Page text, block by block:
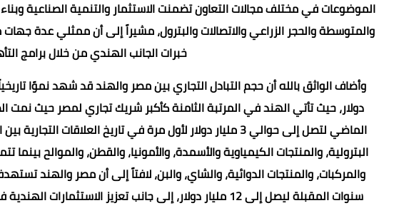
الموضوعات في مختلف مجالات التعاون تضمنت الاستثمار والتنمية الصناعية
والمتوسطة والحجر الزراعي والاتصالات والبترول، مشيراً إلى أن ممثلي عدة
خبرات الجانب الهندي من خلال برامج
دولار، حيث تأتي الهند في المرتبة الثامنة كأكبر شريك تجاري لمصر حيث
الماضي لتصل إلى حوالي 3 مليار دولار لأول مرة في تاريخ
البترولية، والمنتجات الكيمياوية والأسمدة، والأمونيا، والقطن، والموالح بينما
والمركبات، والمنتجات الدوائية، والشاي، والبن، لافتاً إلى أن مصر والهند
سنوات المقبلة ليصل إلى 12 مليار دولار، إلى جانب تعزيز الاستثمارات الهندية في مصر والتي بلغت حوالي 3 مليار دولار حتى 2021.